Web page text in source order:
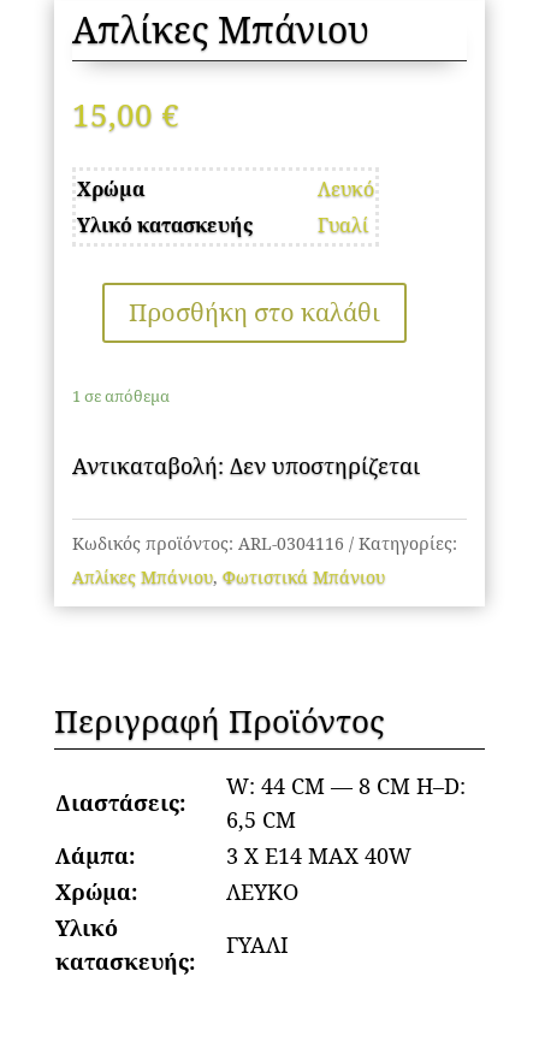
Απλίκες Μπάνιου
15,00 €
Χρώμα
Λευκό
Υλικό κατασκευής
Γυαλί
Απλίκες
ποσότητα
Προσθήκη στο καλάθι
1 σε απόθεμα
Αντικαταβολή: Δεν υποστηρίζεται
Κωδικός προϊόντος: ARL-0304116
Κατηγορίες:
Απλίκες Μπάνιου, Φωτιστικά Μπάνιου
Περιγραφή Προϊόντος
Διαστάσεις:
W: 44 CM — 8 CM Η–D:
6,5 CM
Λάμπα:
3 Χ Ε14 MAX 40W
Χρώμα:
ΛΕΥΚΟ
Υλικό
κατασκευής:
ΓΥΑΛΙ